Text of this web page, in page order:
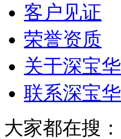
客户见证
荣誉资质
关于深宝华
联系深宝华
大家都在搜：